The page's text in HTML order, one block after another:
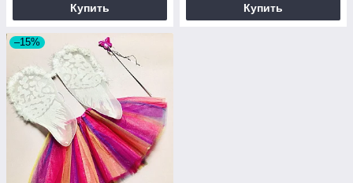
Купить Купить
–15%